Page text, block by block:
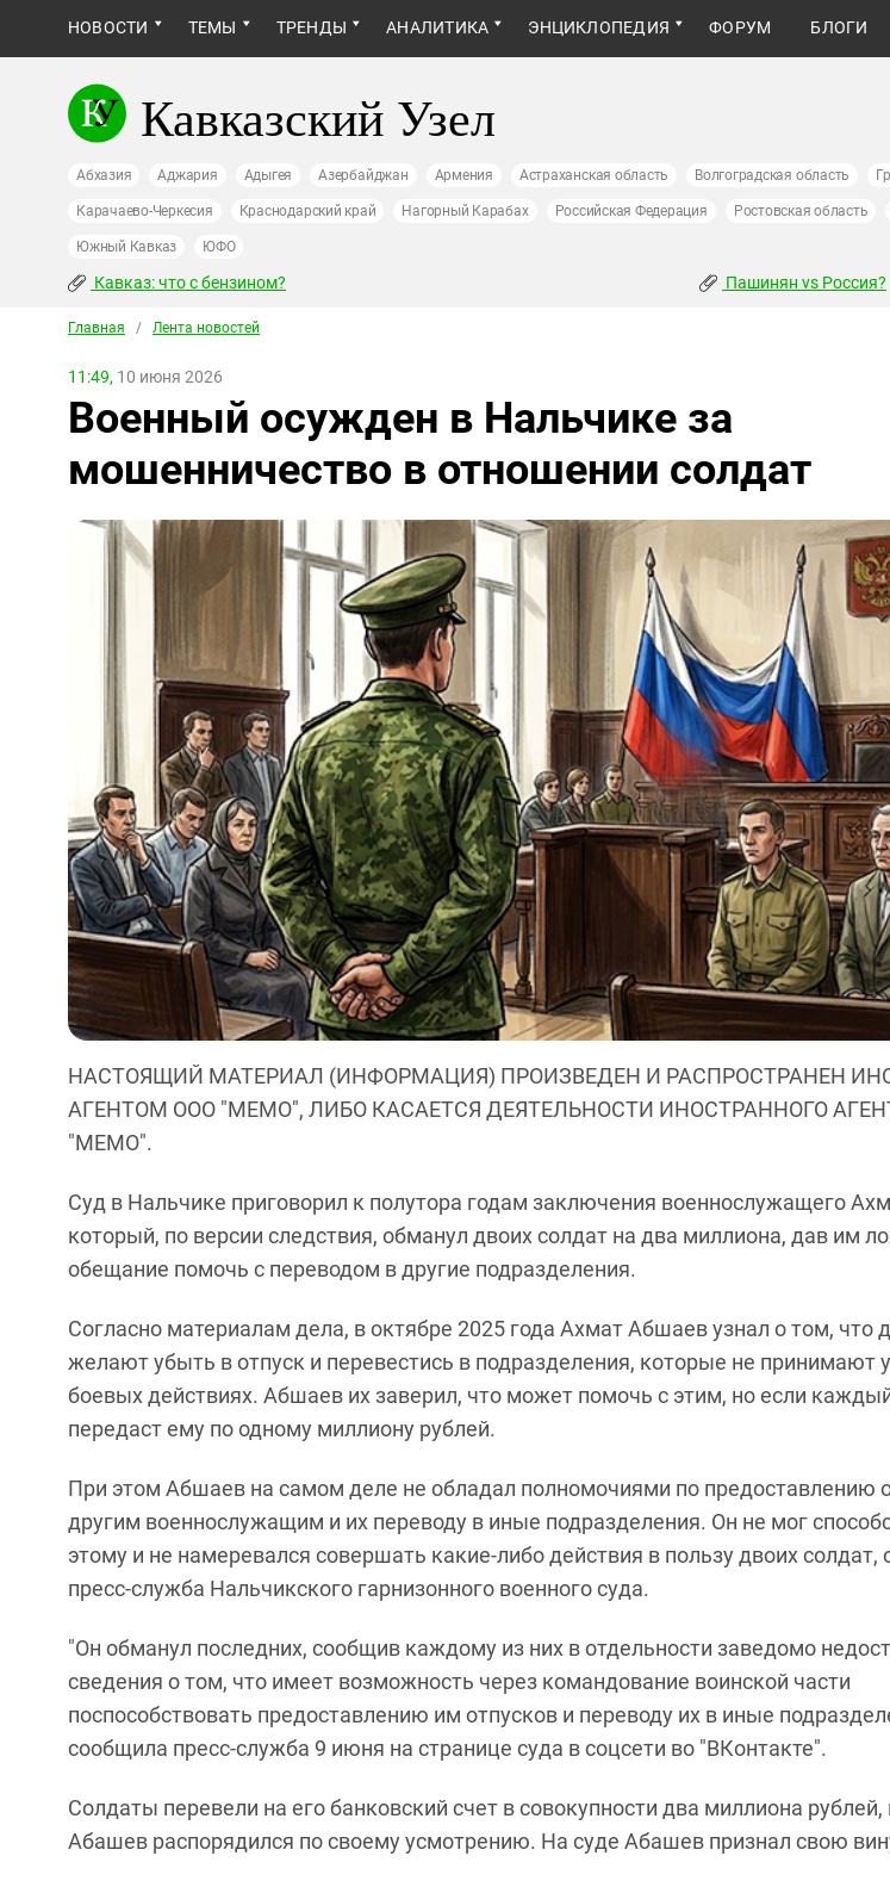
НОВОСТИ ТЕМЫ ТРЕНДЫ АНАЛИТИКА ЭНЦИКЛОПЕДИЯ ФОРУМ БЛОГИ
Кавказский Узел
Абхазия Аджария Адыгея Азербайджан Армения Астраханская область Волгоградская область
Карачаево-Черкесия Краснодарский край Нагорный Карабах Российская Федерация Ростовская область
Южный Кавказ ЮФО
Кавказ: что с бензином? Пашинян vs Россия?
Главная / Лента новостей
11:49, 10 июня 2026
Военный осужден в Нальчике за
мошенничество в отношении солдат
НАСТОЯЩИЙ МАТЕРИАЛ (ИНФОРМАЦИЯ) ПРОИЗВЕДЕН И РАСПРОСТРАНЕН
АГЕНТОМ ООО "МЕМО", ЛИБО КАСАЕТСЯ ДЕЯТЕЛЬНОСТИ ИНОСТРАННОГО
"МЕМО".
Суд в Нальчике приговорил к полутора годам заключения военнослужащего
который, по версии следствия, обманул двоих солдат на два миллиона, дав им
обещание помочь с переводом в другие подразделения.
Согласно материалам дела, в октябре 2025 года Ахмат Абшаев узнал о том, что
желают убыть в отпуск и перевестись в подразделения, которые не принимают
боевых действиях. Абшаев их заверил, что может помочь с этим, но если
передаст ему по одному миллиону рублей.
При этом Абшаев на самом деле не обладал полномочиями по предоставлению
другим военнослужащим и их переводу в иные подразделения. Он не мог
этому и не намеревался совершать какие-либо действия в пользу двоих солдат,
пресс-служба Нальчикского гарнизонного военного суда.
"Он обманул последних, сообщив каждому из них в отдельности заведомо
сведения о том, что имеет возможность через командование воинской части
поспособствовать предоставлению им отпусков и переводу их в иные
сообщила пресс-служба 9 июня на странице суда в соцсети во "ВКонтакте".
Солдаты перевели на его банковский счет в совокупности два миллиона
Абашев распорядился по своему усмотрению. На суде Абашев признал свою